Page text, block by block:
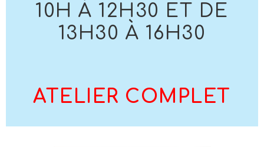
10H À 12H30 ET DE
13H30 À 16H30
ATELIER COMPLET